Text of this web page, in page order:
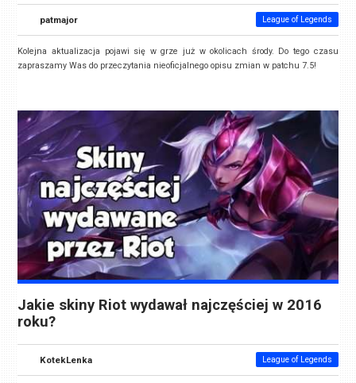
patmajor League of Legends
Kolejna aktualizacja pojawi się w grze już w okolicach środy. Do tego czasu
zapraszamy Was do przeczytania nieoficjalnego opisu zmian w patchu 7.5!
Jakie skiny Riot wydawał najczęściej w 2016
roku?
KotekLenka League of Legends